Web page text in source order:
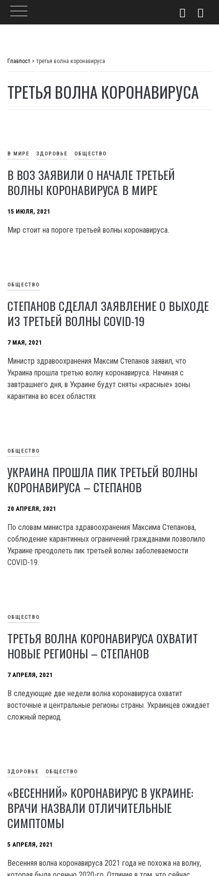
Главпост > третья волна коронавируса
ТРЕТЬЯ ВОЛНА КОРОНАВИРУСА
В МИРЕ ЗДОРОВЬЕ ОБЩЕСТВО
В ВОЗ ЗАЯВИЛИ О НАЧАЛЕ ТРЕТЬЕЙ
ВОЛНЫ КОРОНАВИРУСА В МИРЕ
15 ИЮЛЯ, 2021
Мир стоит на пороге третьей волны коронавируса.
ОБЩЕСТВО
СТЕПАНОВ СДЕЛАЛ ЗАЯВЛЕНИЕ О ВЫХОДЕ
ИЗ ТРЕТЬЕЙ ВОЛНЫ COVID-19
7 МАЯ, 2021
Министр здравоохранения Максим Степанов заявил, что
Украина прошла третью волну коронавируса. Начиная с
завтрашнего дня, в Украине будут сняты «красные» зоны
карантина во всех областях
ОБЩЕСТВО
УКРАИНА ПРОШЛА ПИК ТРЕТЬЕЙ ВОЛНЫ
КОРОНАВИРУСА – СТЕПАНОВ
20 АПРЕЛЯ, 2021
По словам министра здравоохранения Максима Степанова,
соблюдение карантинных ограничений гражданами позволило
Украине преодолеть пик третьей волны заболеваемости
COVID-19.
ОБЩЕСТВО
ТРЕТЬЯ ВОЛНА КОРОНАВИРУСА ОХВАТИТ
НОВЫЕ РЕГИОНЫ – СТЕПАНОВ
7 АПРЕЛЯ, 2021
В следующие две недели волна коронавируса охватит
восточные и центральные регионы страны. Украинцев ожидает
сложный период.
ЗДОРОВЬЕ ОБЩЕСТВО
«ВЕСЕННИЙ» КОРОНАВИРУС В УКРАИНЕ:
ВРАЧИ НАЗВАЛИ ОТЛИЧИТЕЛЬНЫЕ
СИМПТОМЫ
5 АПРЕЛЯ, 2021
Весенняя волна коронавируса 2021 года не похожа на волну,